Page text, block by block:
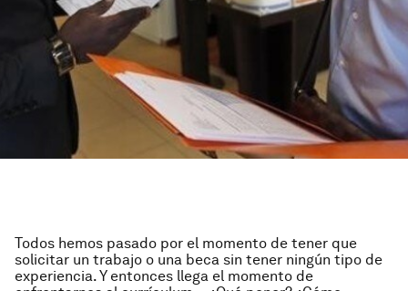
Todos hemos pasado por el momento de tener que
solicitar un trabajo o una beca sin tener ningún tipo de
experiencia. Y entonces llega el momento de